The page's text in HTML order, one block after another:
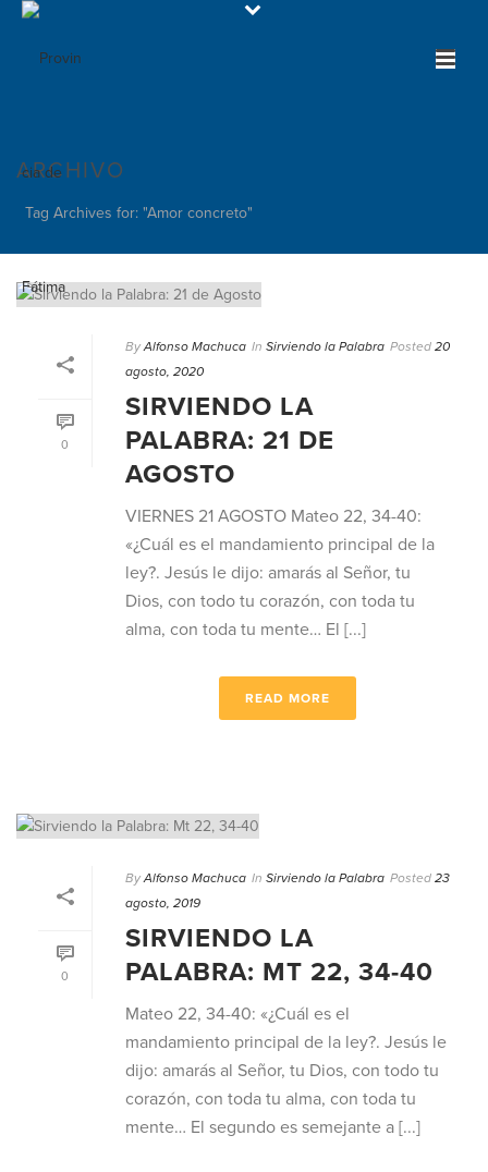
ARCHIVO
Tag Archives for: "Amor concreto"
0
By Alfonso Machuca In Sirviendo la Palabra Posted 20
agosto, 2020
SIRVIENDO LA
PALABRA: 21 DE
AGOSTO
VIERNES 21 AGOSTO Mateo 22, 34-40:
«¿Cuál es el mandamiento principal de la
ley?. Jesús le dijo: amarás al Señor, tu
Dios, con todo tu corazón, con toda tu
alma, con toda tu mente… El [...]
READ MORE
0
By Alfonso Machuca In Sirviendo la Palabra Posted 23
agosto, 2019
SIRVIENDO LA
PALABRA: MT 22, 34-40
Mateo 22, 34-40: «¿Cuál es el
mandamiento principal de la ley?. Jesús le
dijo: amarás al Señor, tu Dios, con todo tu
corazón, con toda tu alma, con toda tu
mente… El segundo es semejante a [...]